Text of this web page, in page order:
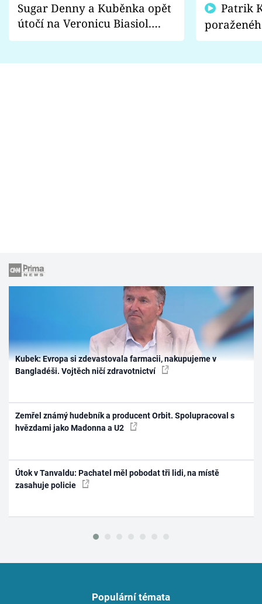
Sugar Denny a Kuběnka opět
útočí na Veronicu Biasiol.
Proč je podle nich falešná a
fanoušci
Kubek: Evropa si zdevastovala farmacii, nakupujeme v
Bangladéši. Vojtěch ničí zdravotnictví
Zemřel známý hudebník a producent Orbit. Spolupracoval s
hvězdami jako Madonna a U2
Útok v Tanvaldu: Pachatel měl pobodat tři lidi, na místě
zasahuje policie
Populární témata